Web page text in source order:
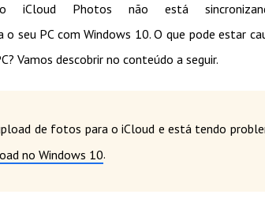
iCloud Photos não está
o seu PC com Windows 10. O que pode estar
Vamos descobrir no conteúdo a seguir.
de fotos para o iCloud e está tendo
no Windows 10.